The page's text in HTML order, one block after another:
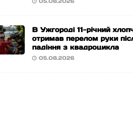
В Ужгороді 11-річний
отримав перелом руки
падіння з квадроцикла
05.08.2026